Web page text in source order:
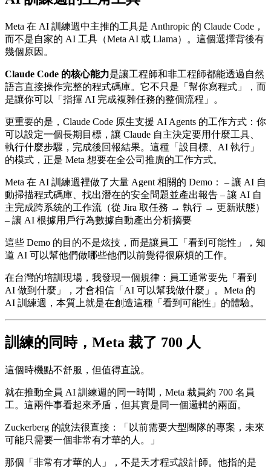
Meta 在 AI 訓練週中主推的工具是 Anthropic 的 Claude Code，
而不是自家的 AI 工具（Meta AI 或 Llama）。這個選擇背後有
幾個原因。
Claude Code 的核心能力是讓工程師和非工程師都能透過自然
語言直接操作完整的程式碼庫。它不只是「幫你寫程式」，而
是讓你可以「指揮 AI 完成複雜任務的整個流程」。
更重要的是，Claude Code 原生支援 AI Agents 的工作方式：你
可以設定一個長期目標，讓 Claude 自主決定要用什麼工具、
執行什麼步驟，完成後回報結果。這種「設目標、AI 執行」
的模式，正是 Meta 想要在全公司推廣的工作方式。
Meta 在 AI 訓練週裡做了大量 Agent 相關的 Demo： – 讓 AI 自
動掃描程式碼庫、找出潛在的安全問題並產出報告 – 讓 AI 自
主完成跨系統的工作流（從 Jira 取任務 → 執行 → 更新狀態）
– 讓 AI 根據用戶行為數據自動產出分析摘要
這些 Demo 的目的不是炫技，而是讓員工「看到可能性」，知
道 AI 可以幫他們做哪些他們以前覺得很麻煩的工作。
在台灣的培訓現場，我發現一個規律：員工通常要先「看到
AI 做到什麼」，才會相信「AI 可以幫我做什麼」。Meta 的
AI 訓練週，本質上就是在創造這種「看到可能性」的體驗。
訓練的同時，Meta 裁了 700 人
這個時機點不舒服，但值得直說。
就在推動全員 AI 訓練週的同一時間，Meta 裁員約 700 名員
工。這兩件事看起來矛盾，但其實是同一個邏輯的兩面。
Zuckerberg 的說法很直接：「以前需要大型團隊的專案，未來
可能只需要一個非常有才華的人。」
那個「非常有才華的人」，不是天才程式設計師。他指的是